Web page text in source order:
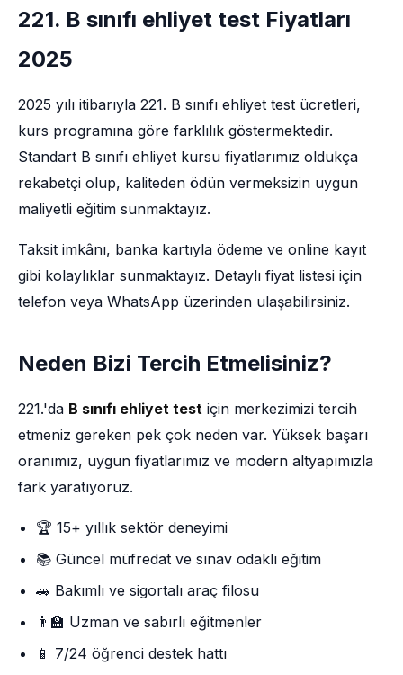
221. B sınıfı ehliyet test Fiyatları
2025
2025 yılı itibarıyla 221. B sınıfı ehliyet test ücretleri,
kurs programına göre farklılık göstermektedir.
Standart B sınıfı ehliyet kursu fiyatlarımız oldukça
rekabetçi olup, kaliteden ödün vermeksizin uygun
maliyetli eğitim sunmaktayız.
Taksit imkânı, banka kartıyla ödeme ve online kayıt
gibi kolaylıklar sunmaktayız. Detaylı fiyat listesi için
telefon veya WhatsApp üzerinden ulaşabilirsiniz.
Neden Bizi Tercih Etmelisiniz?
221.'da B sınıfı ehliyet test için merkezimizi tercih
etmeniz gereken pek çok neden var. Yüksek başarı
oranımız, uygun fiyatlarımız ve modern altyapımızla
fark yaratıyoruz.
🏆 15+ yıllık sektör deneyimi
📚 Güncel müfredat ve sınav odaklı eğitim
🚗 Bakımlı ve sigortalı araç filosu
👨‍🏫 Uzman ve sabırlı eğitmenler
📱 7/24 öğrenci destek hattı